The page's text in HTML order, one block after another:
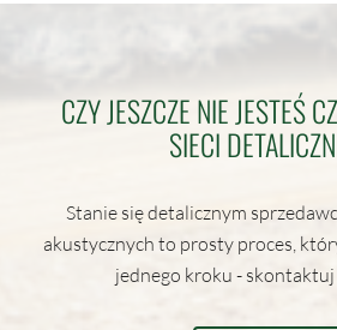
CZY JESZCZE NIE JESTEŚ
SIECI
Stanie się detalicznym
akustycznych to prosty proces,
jednego kroku - skontaktuj